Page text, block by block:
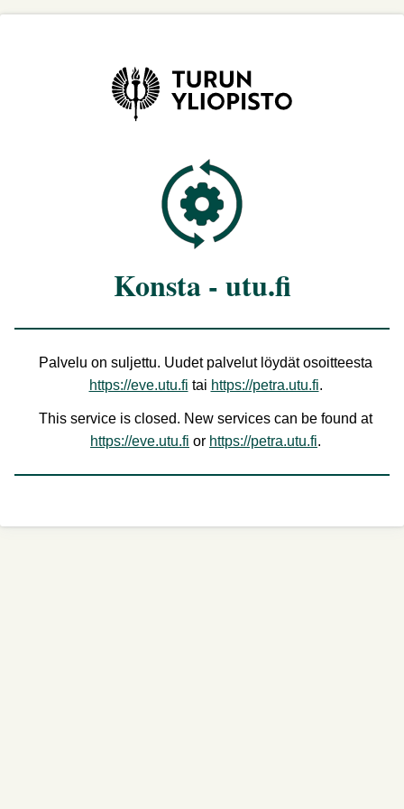
Konsta - utu.fi
Palvelu on suljettu. Uudet palvelut löydät osoitteesta
https://eve.utu.fi tai https://petra.utu.fi.
This service is closed. New services can be found at
https://eve.utu.fi or https://petra.utu.fi.